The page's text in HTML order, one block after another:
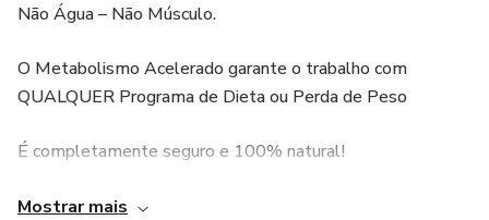
Não Água – Não Músculo.
O Metabolismo Acelerado garante o trabalho com
QUALQUER Programa de Dieta ou Perda de Peso
É completamente seguro e 100% natural!
O Metabolismo Acelerado funcionará para qualquer idade,
Mostrar mais